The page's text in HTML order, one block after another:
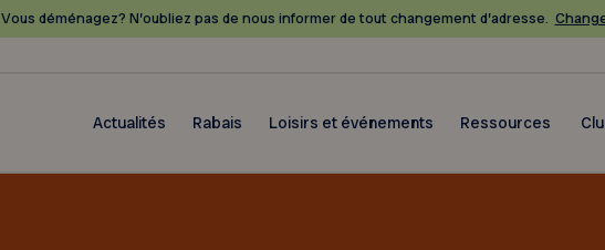
Vous déménagez? N’oubliez pas de nous informer de tout changement d’adresse.
Actualités Rabais Loisirs et événements Ressources